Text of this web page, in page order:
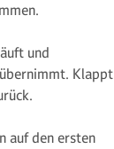
und
Klappt
auf den ersten